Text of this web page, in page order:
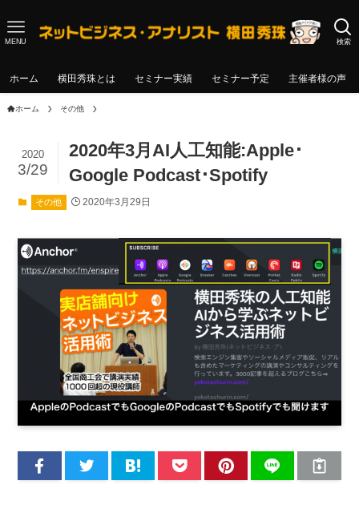
検索
MENU
ホーム 横田秀珠とは セミナー実績 セミナー予定 主催者様の声
ホーム その他
2020年3月AI人工知能:Apple･
Google Podcast･Spotify
2020
3/29
その他 2020年3月29日